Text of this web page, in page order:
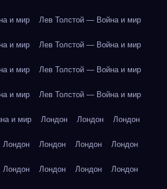
и мир Лев Толстой — Война и мир
и мир Лев Толстой — Война и мир
и мир Лев Толстой — Война и мир
и мир Лев Толстой — Война и мир
и мир Лондон Лондон Лондон
Лондон Лондон Лондон Лондон
Лондон Лондон Лондон Лондон